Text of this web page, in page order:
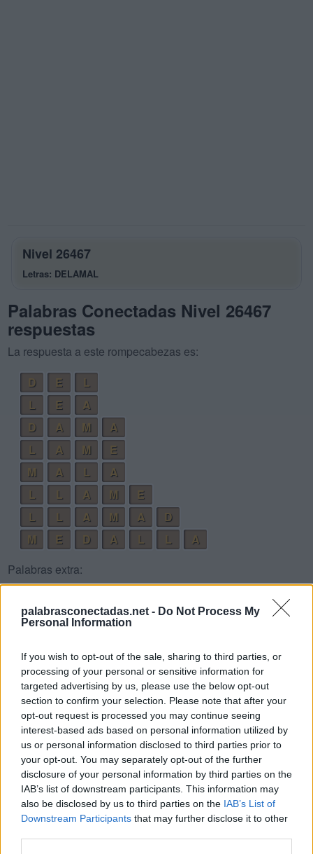
palabrasconectadas.net - Do Not Process My
Personal Information
If you wish to opt-out of the sale, sharing to third parties, or
processing of your personal or sensitive information for
targeted advertising by us, please use the below opt-out
section to confirm your selection. Please note that after your
opt-out request is processed you may continue seeing
interest-based ads based on personal information utilized by
us or personal information disclosed to third parties prior to
your opt-out. You may separately opt-out of the further
disclosure of your personal information by third parties on the
IAB’s list of downstream participants. This information may
also be disclosed by us to third parties on the IAB’s List of
Downstream Participants that may further disclose it to other
Nivel 26467
Letras: DELAMAL
Palabras Conectadas Nivel 26467
respuestas
La respuesta a este rompecabezas es:
D
E
L
L
E
A
D
A M
A
L
A M
E
M
A L
A
L
L A M
E
L
L A M A
D
M
E D A L L
A
Palabras extra:
L
E
D
A
L
A
A
M
E
L
E A
L
L
E M
A
L
A M
A
D
A M
E
D
A L
E
M
A L L
A